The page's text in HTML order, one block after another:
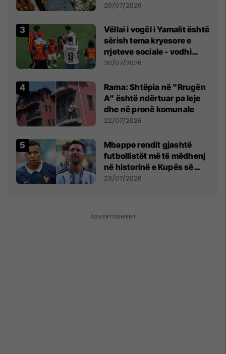
20/07/2026
Vëllai i vogël i Yamalit është
sërish tema kryesore e
rrjeteve sociale - vodhi
vëmendjen pas finales së
20/07/2026
Rama: Shtëpia në "Rrugën
A" është ndërtuar pa leje
dhe në pronë komunale
22/07/2026
Mbappe rendit gjashtë
futbollistët më të mëdhenj
në historinë e Kupës së
Botës, Messi mbetet i dyti
23/07/2026